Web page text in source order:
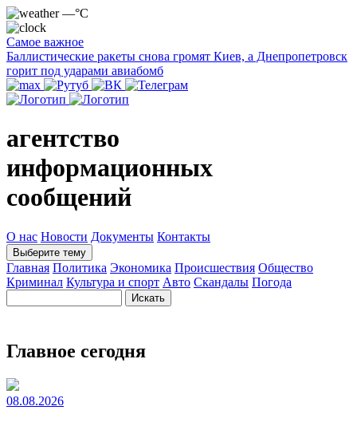
—°C
Самое важное
Баллистические ракеты снова громят Киев, а Днепропетровск
горит под ударами авиабомб
агентство
информационных
сообщений
О нас Новости Документы Контакты
Выберите тему
Главная Политика Экономика Происшествия Общество
Криминал Культура и спорт Авто Скандалы Погода
Главное сегодня
08.08.2026